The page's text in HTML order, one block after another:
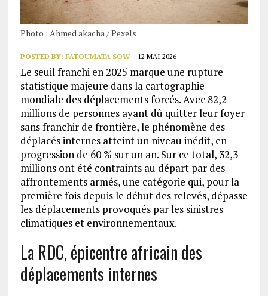
Photo : Ahmed akacha / Pexels
POSTED BY: FATOUMATA SOW 12 MAI 2026
Le seuil franchi en 2025 marque une rupture
statistique majeure dans la cartographie
mondiale des déplacements forcés. Avec 82,2
millions de personnes ayant dû quitter leur foyer
sans franchir de frontière, le phénomène des
déplacés internes atteint un niveau inédit, en
progression de 60 % sur un an. Sur ce total, 32,3
millions ont été contraints au départ par des
affrontements armés, une catégorie qui, pour la
première fois depuis le début des relevés, dépasse
les déplacements provoqués par les sinistres
climatiques et environnementaux.
La RDC, épicentre africain des
déplacements internes